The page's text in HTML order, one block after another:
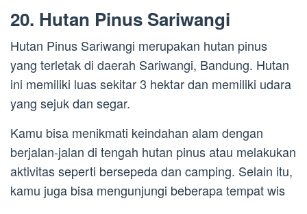
20. Hutan Pinus Sariwangi
Hutan Pinus Sariwangi merupakan hutan pinus
yang terletak di daerah Sariwangi, Bandung. Hutan
ini memiliki luas sekitar 3 hektar dan memiliki udara
yang sejuk dan segar.
Kamu bisa menikmati keindahan alam dengan
berjalan-jalan di tengah hutan pinus atau melakukan
aktivitas seperti bersepeda dan camping. Selain itu,
kamu juga bisa mengunjungi beberapa tempat wis